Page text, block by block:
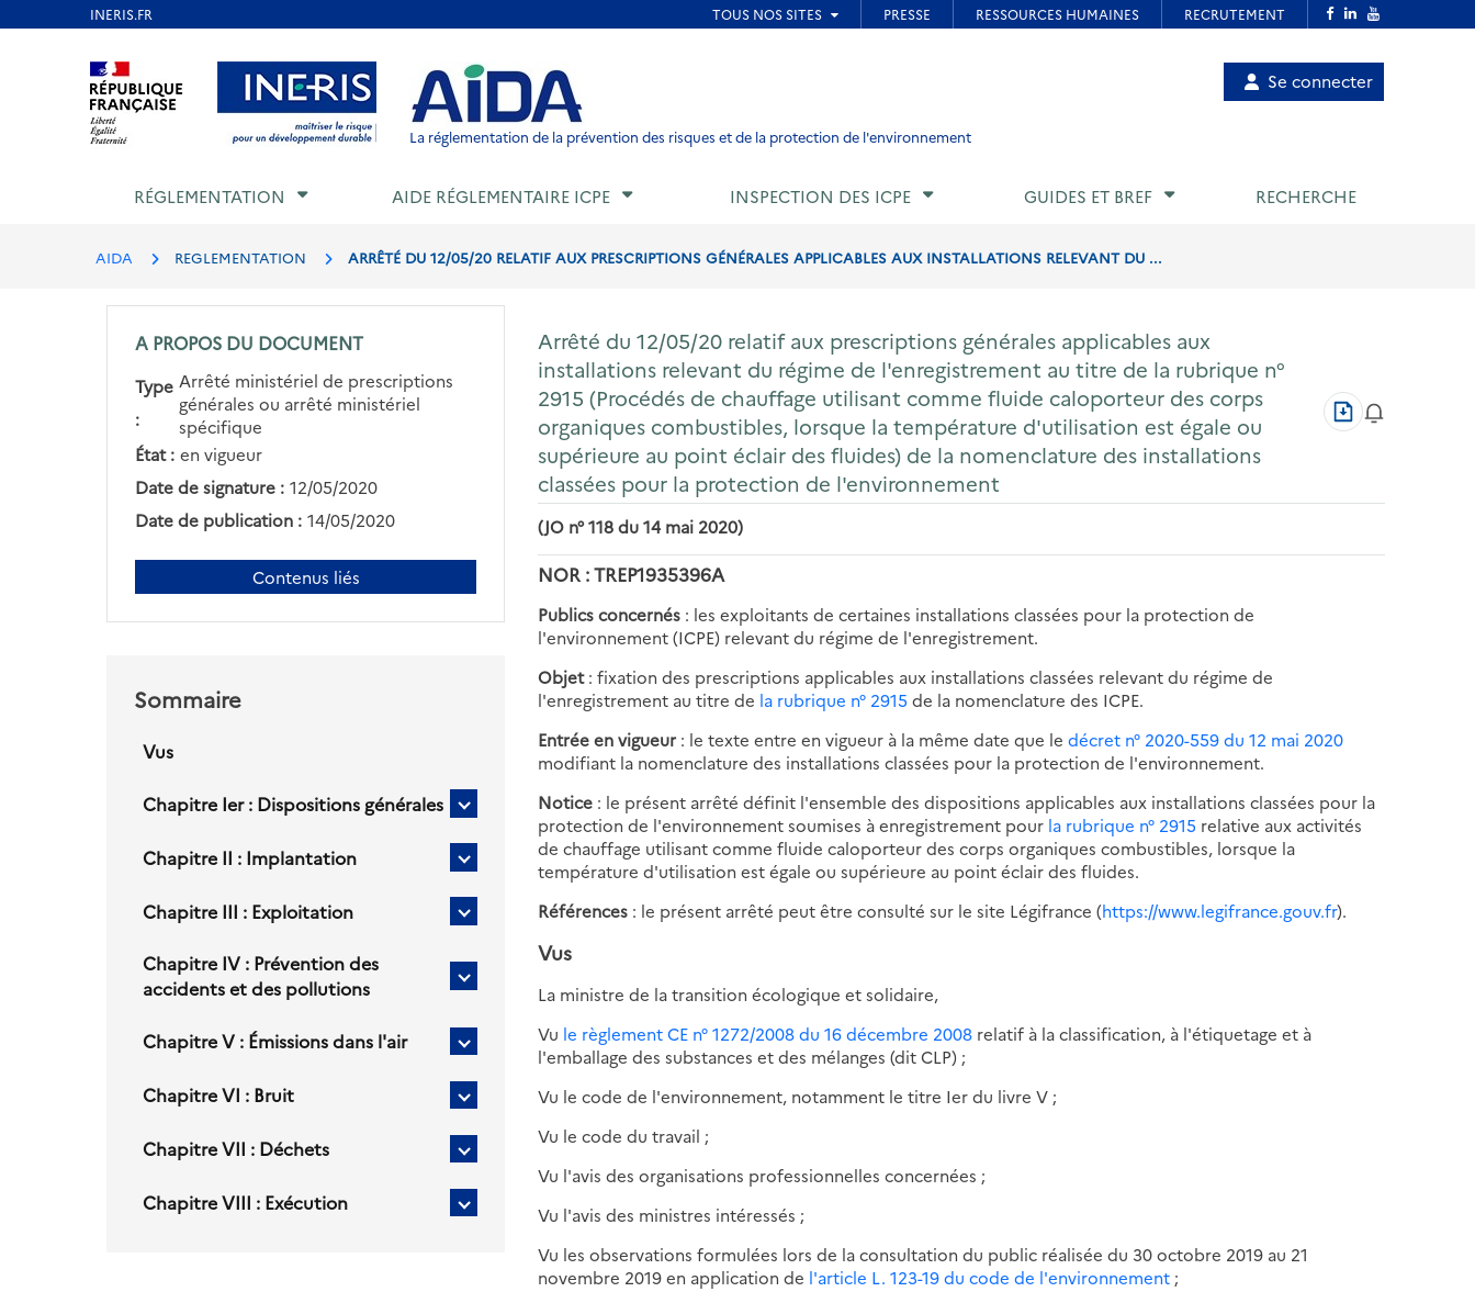
Aller au contenu Aller au menu Aller au pied de page
La réglementation de la prévention des risques et de la protection de l'environnement
Menu
utilisateur
Se connecter
RÉGLEMENTATION AIDE RÉGLEMENTAIRE ICPE INSPECTION DES ICPE GUIDES ET BREF RECHERCHE
AIDA REGLEMENTATION ARRÊTÉ DU 12/05/20 RELATIF AUX PRESCRIPTIONS GÉNÉRALES APPLICABLES AUX INSTALLATIONS RELEVANT DU ...
A PROPOS DU DOCUMENT
Type
:
Arrêté ministériel de prescriptions
générales ou arrêté ministériel
spécifique
État : en vigueur
Date de signature : 12/05/2020
Date de publication : 14/05/2020
Contenus liés
Sommaire
Vus
Chapitre Ier : Dispositions générales
Sous-
titres
pour
Ier
:
Dispositions
générales
Chapitre II : Implantation
Sous-
titres
pour
II
:
Implantation
Chapitre III : Exploitation
Sous-
pour
Chapitre
:
Exploitation
Chapitre IV : Prévention des
accidents et des pollutions
Sous-
pour
Chapitre
IV
:
Prévention
des
accidents
et
des
Chapitre V : Émissions dans l'air
Sous-
pour
V
:
Émissions
dans
Chapitre VI : Bruit
Sous-
pour
VI
:
Chapitre VII : Déchets
Sous-
pour
Chapitre VIII : Exécution
Sous-
Arrêté du 12/05/20 relatif aux prescriptions générales applicables aux
installations relevant du régime de l'enregistrement au titre de la rubrique n°
2915 (Procédés de chauffage utilisant comme fluide caloporteur des corps
organiques combustibles, lorsque la température d'utilisation est égale ou
supérieure au point éclair des fluides) de la nomenclature des installations
classées pour la protection de l'environnement
Télécharger
au
(JO n° 118 du 14 mai 2020)
NOR : TREP1935396A
Publics concernés : les exploitants de certaines installations classées pour la protection de
l'environnement (ICPE) relevant du régime de l'enregistrement.
Objet: fixation des prescriptions applicables aux installations classées relevant du régime de
l'enregistrement au titre de la rubrique n° 2915 de la nomenclature des ICPE.
Entrée en vigueur : le texte entre en vigueur à la même date que ledécret n° 2020-559 du 12 mai 2020
modifiant la nomenclature des installations classées pour la protection de l'environnement.
Notice : le présent arrêté définit l'ensemble des dispositions applicables aux installations classées pour la
protection de l'environnement soumises à enregistrement pour la rubrique n° 2915 relative aux activités
de chauffage utilisant comme fluide caloporteur des corps organiques combustibles, lorsque la
température d'utilisation est égale ou supérieure au point éclair des fluides.
Références : le présent arrêté peut être consulté sur le site Légifrance (https://www.legifrance.gouv.fr).
Vus
La ministre de la transition écologique et solidaire,
Vu le règlement CE n° 1272/2008 du 16 décembre 2008 relatif à la classification, à l'étiquetage et à
l'emballage des substances et des mélanges (dit CLP) ;
Vu le code de l'environnement, notamment le titre Ier du livre V ;
Vu le code du travail ;
Vu l'avis des organisations professionnelles concernées ;
Vu l'avis des ministres intéressés ;
Vu les observations formulées lors de la consultation du public réalisée du 30 octobre 2019 au 21
novembre 2019 en application de l'article L. 123-19 du code de l'environnement ;